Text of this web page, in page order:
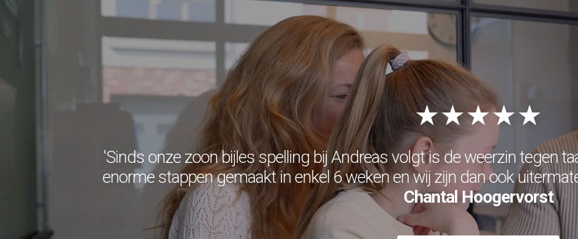
★★★★★
'Sinds onze zoon bijles spelling bij Andreas volgt is de weerzin tegen
enorme stappen gemaakt in enkel 6 weken en wij zijn dan ook
Chantal Hoogervorst